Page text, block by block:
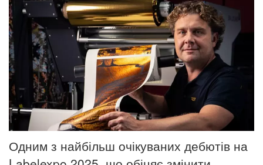
Одним з найбільш очікуваних дебютів на